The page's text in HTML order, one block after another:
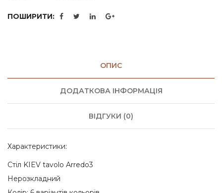
ПОШИРИТИ:
ОПИС
ДОДАТКОВА ІНФОРМАЦІЯ
ВІДГУКИ (0)
Характеристики:
Cтіл KIEV tavolo Arredo3
Нерозкладний